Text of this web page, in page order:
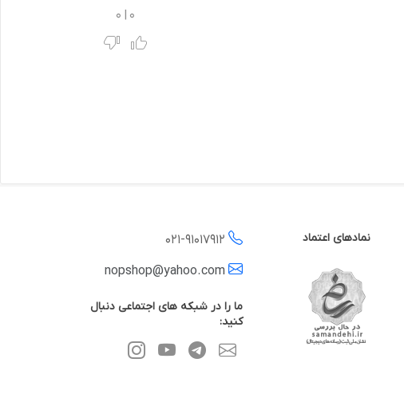
0
|
0
نمادهای اعتماد 021-91017912
ما را در شبکه های اجتماعی دنبال
کنید: